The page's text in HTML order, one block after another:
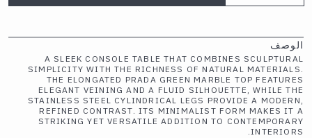
الوصف
A SLEEK CONSOLE TABLE THAT COMBINES SCULPTURAL
SIMPLICITY WITH THE RICHNESS OF NATURAL MATERIALS.
THE ELONGATED PRADA GREEN MARBLE TOP FEATURES
ELEGANT VEINING AND A FLUID SILHOUETTE, WHILE THE
STAINLESS STEEL CYLINDRICAL LEGS PROVIDE A MODERN,
REFINED CONTRAST. ITS MINIMALIST FORM MAKES IT A
STRIKING YET VERSATILE ADDITION TO CONTEMPORARY
INTERIORS.